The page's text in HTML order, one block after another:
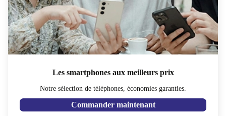
Les smartphones aux meilleurs prix
Notre sélection de téléphones, économies garanties.
Commander maintenant